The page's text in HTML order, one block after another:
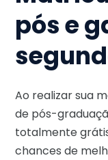
pós e
Ao realizar sua
de pós-
totalmente
chances de